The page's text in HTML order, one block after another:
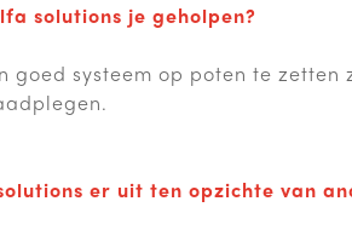
solutions je geholpen?
goed systeem op poten te
er uit ten opzichte van